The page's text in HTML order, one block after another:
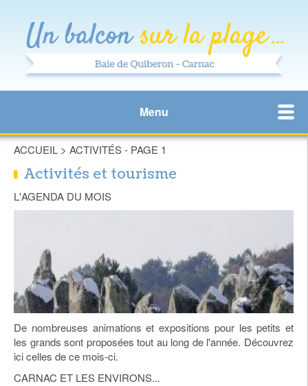
Menu
ACCUEIL > ACTIVITÉS - PAGE 1
Activités et tourisme
L'AGENDA DU MOIS
De nombreuses animations et expositions pour les petits et
les grands sont proposées tout au long de l'année. Découvrez
ici celles de ce mois-ci.
CARNAC ET LES ENVIRONS...